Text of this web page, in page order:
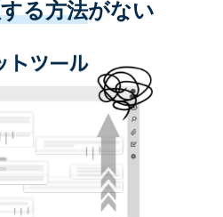
る方法がない